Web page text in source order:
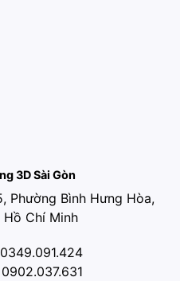
3D Sài Gòn
Phường Bình Hưng Hòa,
Hồ Chí Minh
0349.091.424
0902.037.631